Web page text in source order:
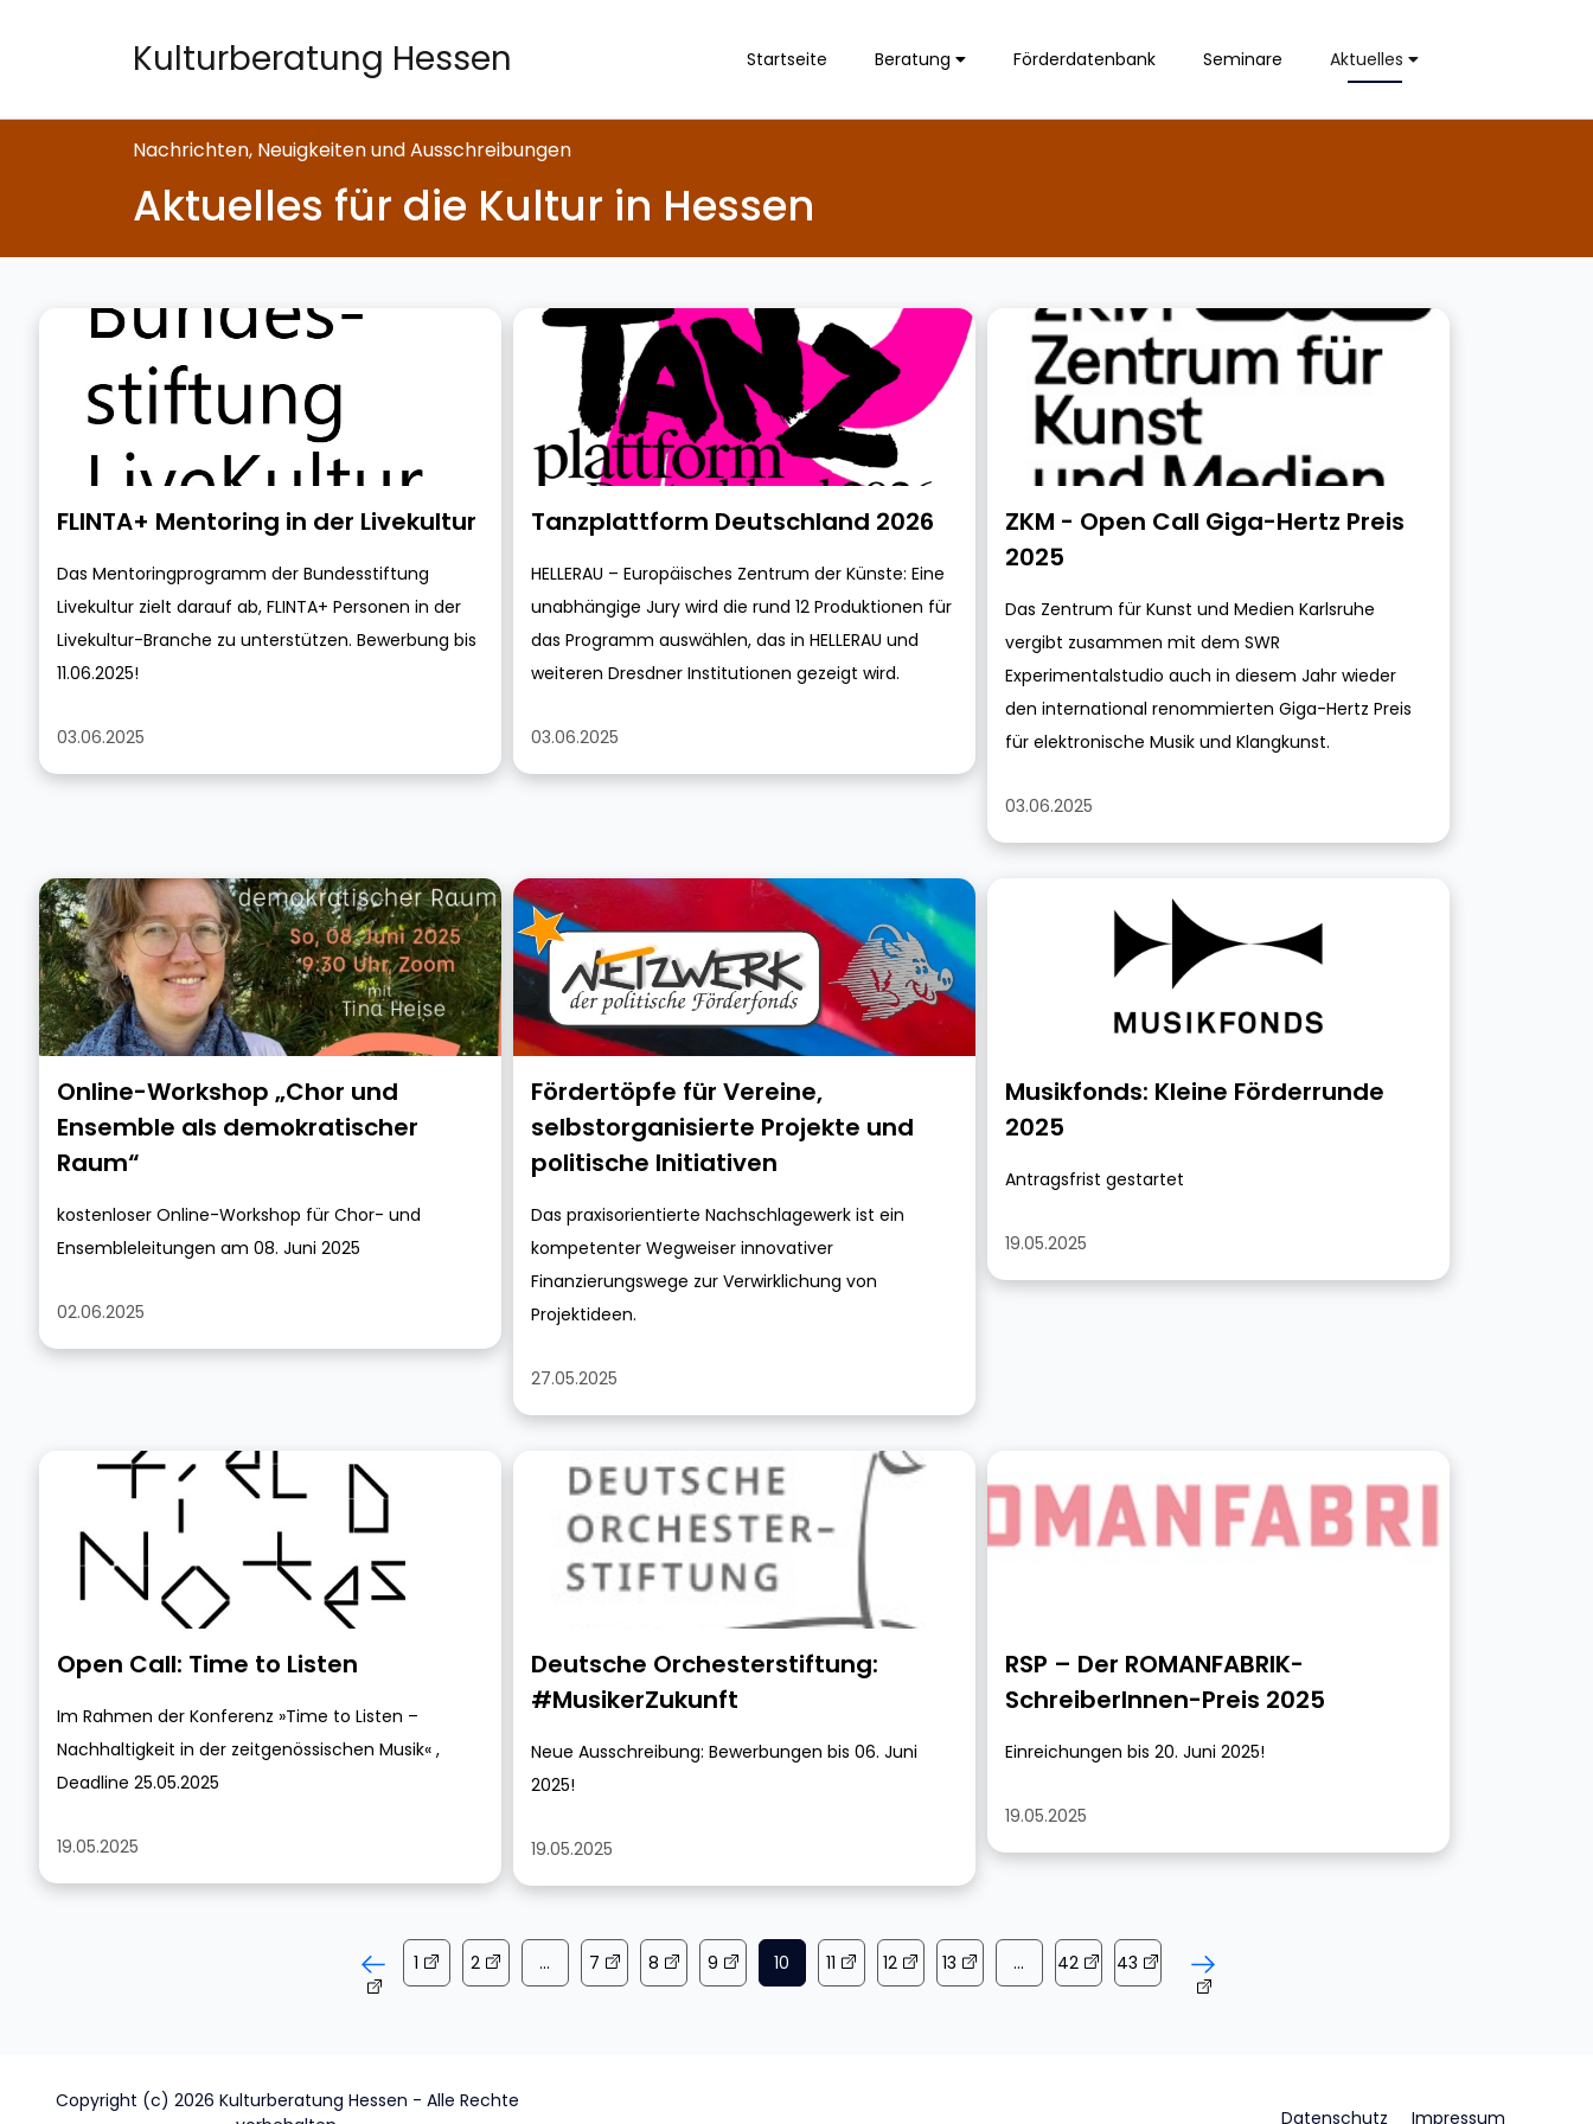
Kulturberatung Hessen Startseite Beratung Förderdatenbank Seminare Aktuelles
Nachrichten, Neuigkeiten und Ausschreibungen
Aktuelles für die Kultur in Hessen
FLINTA+ Mentoring in der Livekultur
Das Mentoringprogramm der Bundesstiftung
Livekultur zielt darauf ab, FLINTA+ Personen in der
Livekultur-Branche zu unterstützen. Bewerbung bis
11.06.2025!
03.06.2025
Tanzplattform Deutschland 2026
HELLERAU – Europäisches Zentrum der Künste: Eine
unabhängige Jury wird die rund 12 Produktionen für
das Programm auswählen, das in HELLERAU und
weiteren Dresdner Institutionen gezeigt wird.
03.06.2025
ZKM - Open Call Giga-Hertz Preis
2025
Das Zentrum für Kunst und Medien Karlsruhe
vergibt zusammen mit dem SWR
Experimentalstudio auch in diesem Jahr wieder
den international renommierten Giga-Hertz Preis
für elektronische Musik und Klangkunst.
03.06.2025
Online-Workshop „Chor und
Ensemble als demokratischer
Raum“
kostenloser Online-Workshop für Chor- und
Ensembleleitungen am 08. Juni 2025
02.06.2025
Fördertöpfe für Vereine,
selbstorganisierte Projekte und
politische Initiativen
Das praxisorientierte Nachschlagewerk ist ein
kompetenter Wegweiser innovativer
Finanzierungswege zur Verwirklichung von
Projektideen.
27.05.2025
Musikfonds: Kleine Förderrunde
2025
Antragsfrist gestartet
19.05.2025
Open Call: Time to Listen
Im Rahmen der Konferenz »Time to Listen –
Nachhaltigkeit in der zeitgenössischen Musik« ,
Deadline 25.05.2025
19.05.2025
Deutsche Orchesterstiftung:
#MusikerZukunft
Neue Ausschreibung: Bewerbungen bis 06. Juni
2025!
19.05.2025
RSP – Der ROMANFABRIK-
SchreiberInnen-Preis 2025
Einreichungen bis 20. Juni 2025!
19.05.2025
1 2 ... 7 8 9 10 11 12 13 ... 42 43
Copyright (c) 2026 Kulturberatung Hessen - Alle Rechte
Datenschutz Impressum